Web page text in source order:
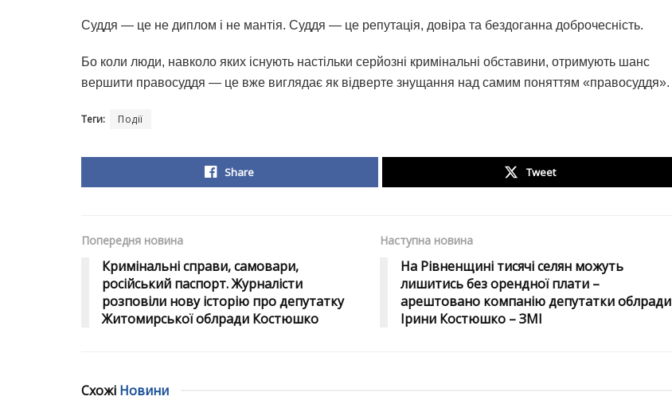
Суддя — це не диплом і не мантія. Суддя — це репутація, довіра та бездоганна доброчесність.
Бо коли люди, навколо яких існують настільки серйозні кримінальні обставини, отримують шанс
вершити правосуддя — це вже виглядає як відверте знущання над самим поняттям «правосуддя».
Теги: Події
Share Tweet
Попередня новина
Кримінальні справи, самовари,
російський паспорт. Журналісти
розповіли нову історію про депутатку
Житомирської облради Костюшко
Наступна новина
На Рівненщині тисячі селян можуть
лишитись без орендної плати –
арештовано компанію депутатки облради
Ірини Костюшко – ЗМІ
Схожі Новини